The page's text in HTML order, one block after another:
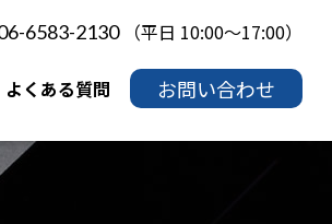
6583-2130 （平日 10:00～17:00）
よくある質問 お問い合わせ